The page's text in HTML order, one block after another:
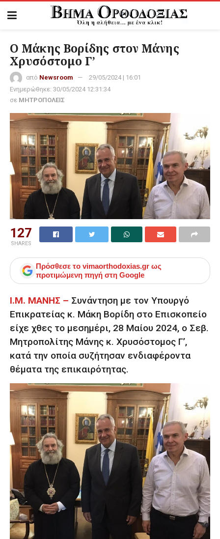
Ο Μάκης Βορίδης στον Μάνης
Χρυσόστομο Γ’
από Newsroom
29/05/2024 | 16:01
Ενημερώθηκε: 30/05/2024 12:31:34
σε ΜΗΤΡΟΠΟΛΕΙΣ
127
SHARES
Πρόσθεσε το vimaorthodoxias.gr ως
προτιμώμενη πηγή στη Google
Ι.Μ. ΜΑΝΗΣ – Συνάντηση με τον Υπουργό
Επικρατείας κ. Μάκη Βορίδη στο Επισκοπείο
είχε χθες το μεσημέρι, 28 Μαίου 2024, ο Σεβ.
Μητροπολίτης Μάνης κ. Χρυσόστομος Γ’,
κατά την οποία συζήτησαν ενδιαφέροντα
θέματα της επικαιρότητας.